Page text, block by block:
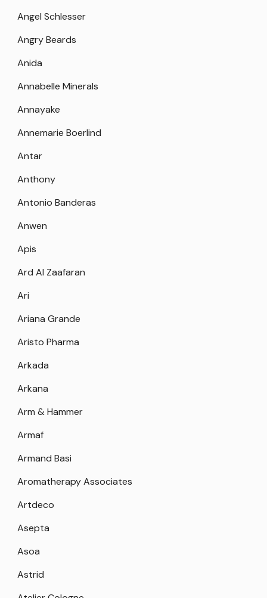
Angel Schlesser
Angry Beards
Anida
Annabelle Minerals
Annayake
Annemarie Boerlind
Antar
Anthony
Antonio Banderas
Anwen
Apis
Ard Al Zaafaran
Ari
Ariana Grande
Aristo Pharma
Arkada
Arkana
Arm & Hammer
Armaf
Armand Basi
Aromatherapy Associates
Artdeco
Asepta
Asoa
Astrid